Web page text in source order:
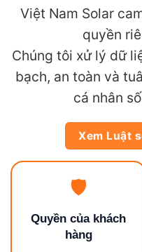
Việt Nam Solar
quyền
Chúng tôi xử lý dữ
bạch, an toàn và
cá nhân
Xem Luật
🛡
Quyền của khách
hàng